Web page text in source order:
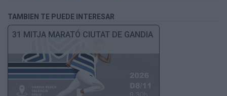
TAMBIEN TE PUEDE INTERESAR
31 MITJA MARATÓ CIUTAT DE GANDIA